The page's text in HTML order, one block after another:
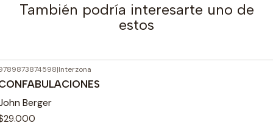
También podría interesarte uno de
estos
Agotado |Interzona
Berger